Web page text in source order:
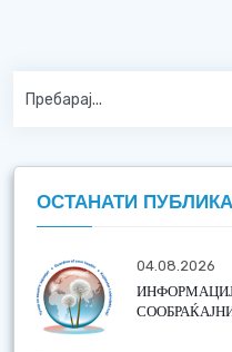
ОСТАНАТИ
04.08.2026